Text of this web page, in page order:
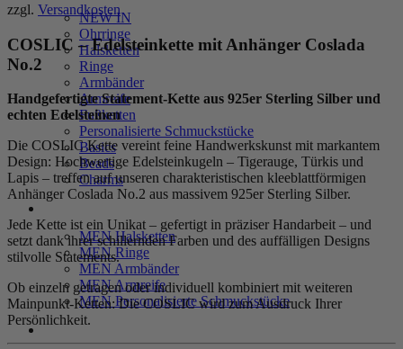
NEW IN
Ohrringe
Halsketten
Ringe
Armbänder
Armreife
Fußketten
Personalisierte Schmuckstücke
Basics
Beads
Charms
MEN Halsketten
MEN Ringe
MEN Armbänder
MEN Armreife
MEN Personalisierte Schmuckstücke
KIDS
zzgl. Versandkosten
COSLIC – Edelsteinkette mit Anhänger Coslada
No.2
Handgefertigte Statement-Kette aus 925er Sterling Silber und
echten Edelsteinen
Die COSLIC Kette vereint feine Handwerkskunst mit markantem
Design: Hochwertige Edelsteinkugeln – Tigerauge, Türkis und
Lapis – treffen auf unseren charakteristischen kleeblattförmigen
Anhänger Coslada No.2 aus massivem 925er Sterling Silber.
Jede Kette ist ein Unikat – gefertigt in präziser Handarbeit – und
setzt dank ihrer schillernden Farben und des auffälligen Designs
stilvolle Statements.
Ob einzeln getragen oder individuell kombiniert mit weiteren
Mainpunkt-Ketten: Die COSLIC wird zum Ausdruck Ihrer
Persönlichkeit.